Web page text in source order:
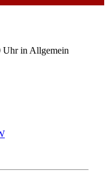
Uhrin Allgemein